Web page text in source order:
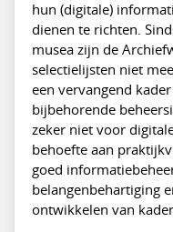
hun (digitale)
dienen te richten.
musea zijn de
selectielijsten niet
een vervangend
bijbehorende
zeker niet voor
behoefte aan
goed
belangenbehartiging
ontwikkelen van